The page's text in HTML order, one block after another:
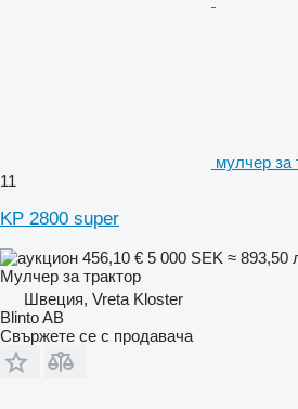
мулчер за
11
KP 2800 super
456,10 € 5 000 SEK ≈ 893,50
Мулчер за трактор
Швеция, Vreta Kloster
Blinto AB
Свържете се с продавача